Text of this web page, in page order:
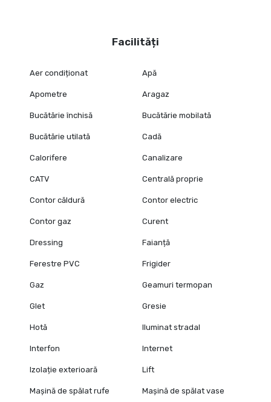
Facilități
Aer condiționat Apă
Apometre Aragaz
Bucătărie închisă Bucătărie mobilată
Bucătărie utilată Cadă
Calorifere Canalizare
CATV Centrală proprie
Contor căldură Contor electric
Contor gaz Curent
Dressing Faianță
Ferestre PVC Frigider
Gaz Geamuri termopan
Glet Gresie
Hotă Iluminat stradal
Interfon Internet
Izolație exterioară Lift
Mașină de spălat rufe Mașină de spălat vase